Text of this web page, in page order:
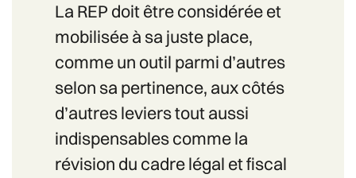
La REP doit être considérée et
mobilisée à sa juste place,
comme un outil parmi d’autres
selon sa pertinence, aux côtés
d’autres leviers tout aussi
indispensables comme la
révision du cadre légal et fiscal